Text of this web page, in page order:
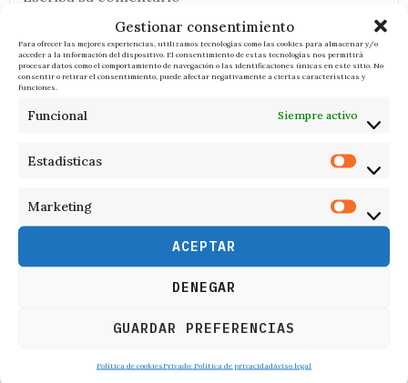
Gestionar consentimiento
Para ofrecer las mejores experiencias, utilizamos tecnologías como las cookies para almacenar y/o
acceder a la información del dispositivo. El consentimiento de estas tecnologías nos permitirá
procesar datos como el comportamiento de navegación o las identificaciones únicas en este sitio. No
consentir o retirar el consentimiento, puede afectar negativamente a ciertas características y
funciones.
Funcional Siempre activo
Estadísticas
Marketing
ACEPTAR
DENEGAR
GUARDAR PREFERENCIAS
Política de cookiesPrivado: Política de privacidadAviso legal
RELACIONADOS